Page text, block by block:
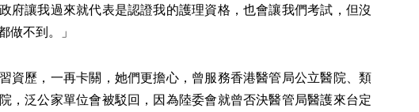
府讓我過來就代表是認證我的護理資格，也會讓我們考試，但沒
做不到。」
資歷，一再卡關，她們更擔心，曾服務香港醫管局公立醫院、類
，泛公家單位會被駁回，因為陸委會就曾否決醫管局醫護來台定